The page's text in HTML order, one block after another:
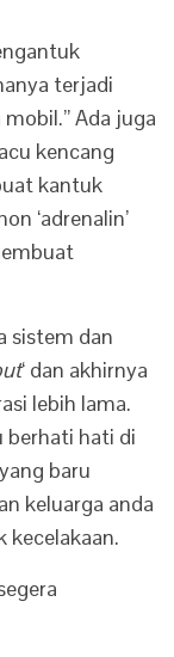
terjadi
Ada juga
kencang
kantuk
‘adrenalin’
sistem dan
‘ dan akhirnya
lebih lama.
berhati hati di
baru
keluarga anda
kecelakaan.